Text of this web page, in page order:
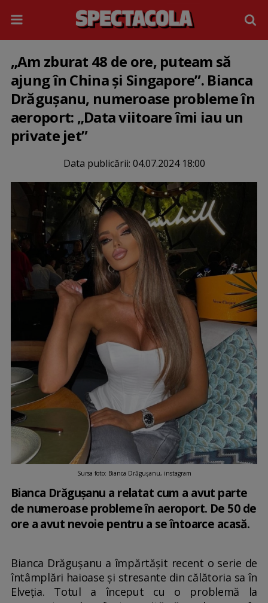
„Am zburat 48 de ore, puteam să
ajung în China și Singapore”. Bianca
Drăgușanu, numeroase probleme în
aeroport: „Data viitoare îmi iau un
private jet”
Data publicării: 04.07.2024 18:00
Sursa foto: Bianca Drăgușanu, instagram
Bianca Drăgușanu a relatat cum a avut parte
de numeroase probleme în aeroport. De 50 de
ore a avut nevoie pentru a se întoarce acasă.
Bianca Drăgușanu a împărtășit recent o serie de
întâmplări haioase și stresante din călătoria sa în
Elveția. Totul a început cu o problemă la